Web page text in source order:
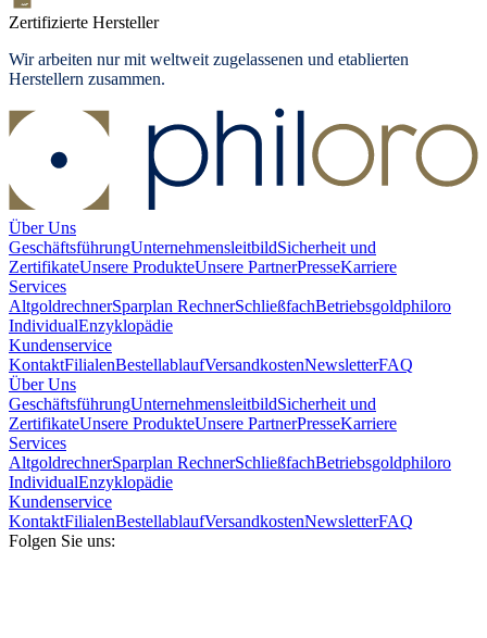
Zertifizierte Hersteller
Wir arbeiten nur mit weltweit zugelassenen und etablierten
Herstellern zusammen.
Über Uns
GeschäftsführungUnternehmensleitbildSicherheit und
ZertifikateUnsere ProdukteUnsere PartnerPresseKarriere
Services
AltgoldrechnerSparplan RechnerSchließfachBetriebsgoldphiloro
IndividualEnzyklopädie
Kundenservice
KontaktFilialenBestellablaufVersandkostenNewsletterFAQ
Über Uns
GeschäftsführungUnternehmensleitbildSicherheit und
ZertifikateUnsere ProdukteUnsere PartnerPresseKarriere
Services
AltgoldrechnerSparplan RechnerSchließfachBetriebsgoldphiloro
IndividualEnzyklopädie
Kundenservice
KontaktFilialenBestellablaufVersandkostenNewsletterFAQ
Folgen Sie uns: